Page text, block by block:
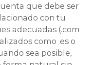
que debe ser
con tu
adecuadas (.com
como .es o
sea posible,